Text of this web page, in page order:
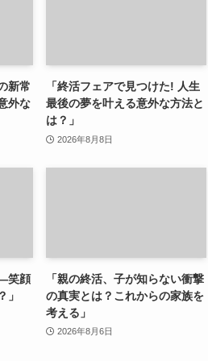
新常
外な
「終活フェアで見つけた! 人生
最後の夢を叶える意外な方法と
は？」
2026年8月8日
笑顔
」
「親の終活、子が知らない衝撃
の真実とは？これからの家族を
考える」
2026年8月6日